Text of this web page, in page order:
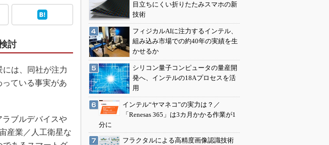
討
は、同社が注力
ている事実があ
ブルデバイスや
産業／人工衛星な
目立ちにくい折りたたみスマホの新
技術
フィジカルAIに注力するインテル、
組み込み市場での約40年の実績を生
かせるか
シリコン量子コンピュータの量産開
発へ、インテルの18Aプロセスを活
用
インテル“ヤマネコ”の実力は？／
「Renesas 365」は3カ月かかる作業が1
分に
フラクタルによる高精度画像認識技術